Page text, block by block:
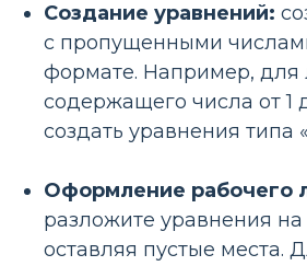
Создание уравнений:
с пропущенными
формате. Например, для
содержащего числа от 1
создать уравнения типа
Оформление рабочего
разложите уравнения
оставляя пустые места.